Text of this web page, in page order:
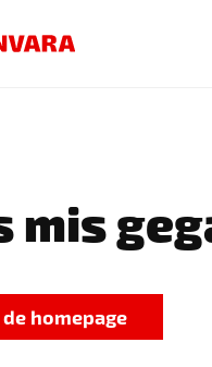
mis
homepage